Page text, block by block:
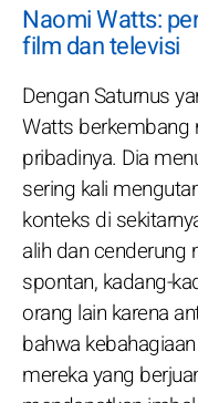
Naomi Watts:
film dan televisi
Dengan Saturnus
Watts berkembang
pribadinya. Dia
sering kali
konteks di
alih dan
spontan, kadang-
orang lain karena
bahwa
mereka yang